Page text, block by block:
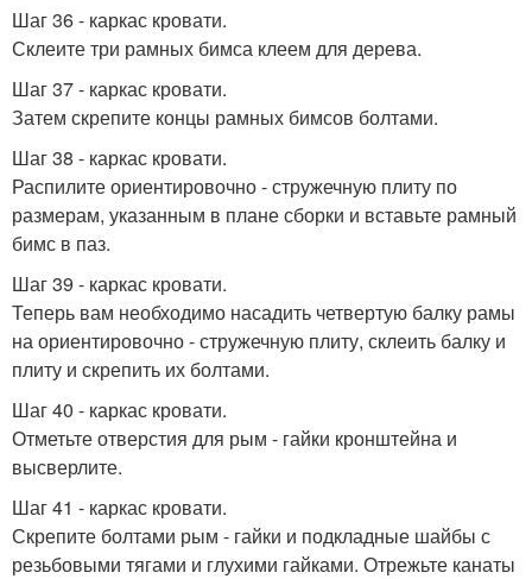
Шаг 36 - каркас кровати.
Склеите три рамных бимса клеем для дерева.
Шаг 37 - каркас кровати.
Затем скрепите концы рамных бимсов болтами.
Шаг 38 - каркас кровати.
Распилите ориентировочно - стружечную плиту по
размерам, указанным в плане сборки и вставьте рамный
бимс в паз.
Шаг 39 - каркас кровати.
Теперь вам необходимо насадить четвертую балку рамы
на ориентировочно - стружечную плиту, склеить балку и
плиту и скрепить их болтами.
Шаг 40 - каркас кровати.
Отметьте отверстия для рым - гайки кронштейна и
высверлите.
Шаг 41 - каркас кровати.
Скрепите болтами рым - гайки и подкладные шайбы с
резьбовыми тягами и глухими гайками. Отрежьте канаты